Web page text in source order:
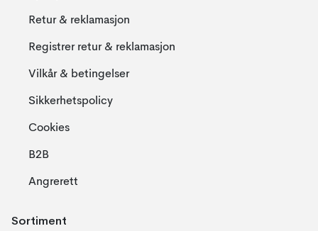
Retur & reklamasjon
Registrer retur & reklamasjon
Vilkår & betingelser
Sikkerhetspolicy
Cookies
B2B
Angrerett
Sortiment